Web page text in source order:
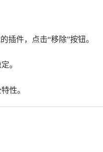
插件，点击“移除”按钮。
。
性。